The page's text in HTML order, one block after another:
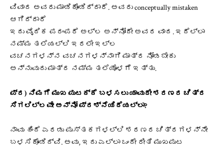
ವಿವಾದ ಅವರು ಮಾಡಿಕೊಂಡಿದ್ದಾರೆ. ಅವರು conceptually mistaken
ಆಗಿದ್ದಾರೆ
ಇದು ವೈದಿಕ ಪರಂಪರೆ ಅಲ್ಲ ಅನ್ನೋದೇ ಅವರ ವಾದ. ಇದೆಲ್ಲಾ
ನಮ್ಮ ತಲೆಯಲ್ಲಿ ಇರಲೇ ಇಲ್ಲ
ವಚನಗಳನ್ನ ವಚನಗಳನ್ನಾಗಿ ಮಾತ್ರ ನೋಡಬೇಕು
ಅನ್ನುವುದು ಮಾತ್ರ ನಮ್ಮ ತಲೆಯೊಳಗೆ ಇತ್ತು.
ಪ್ರ) ನಿಮಗೆ ಮುಖ ಪುಟಕ್ಕೆ ಬಳಸಲು ಯಾವುದೇ ಶರಣರ ಚಿತ್ರ
ಸಿಗಲಿಲ್ಲವೇ ಅನ್ನೋ ಪ್ರಶ್ನೆಯಿದೆಯಲ್ಲಾ?
ನಾವು ಹಿಂದೆ ಎರಡು ಪುಸ್ತಕಗಳಲ್ಲಿ ಶರಣರ ಚಿತ್ರಗಳನ್ನೇ
ಬಳಸಿಕೊಂಡಿದ್ವಿ. ಅವು, ಇದು ಎಲ್ಲಾ ಒಂದೇ ರೀತಿ ಮುಖಪುಟ